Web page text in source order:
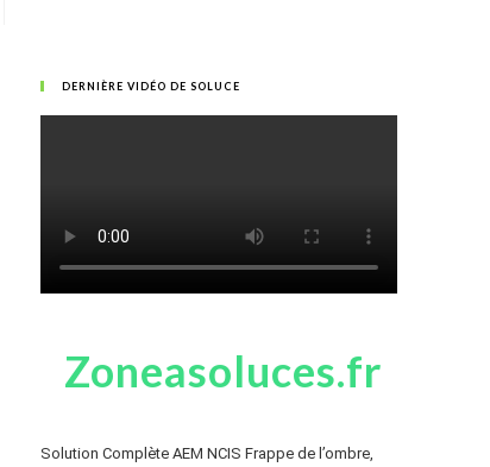
DERNIÈRE VIDÉO DE SOLUCE
Zoneasoluces.fr
Solution Complète AEM NCIS Frappe de l’ombre,